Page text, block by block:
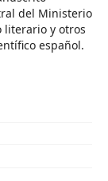
del Ministerio
literario y otros
español.